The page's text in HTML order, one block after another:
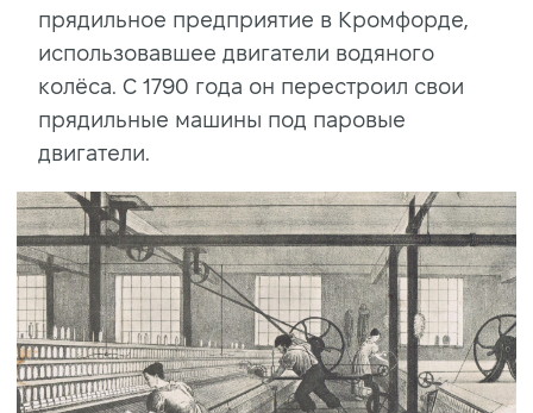
прядильное предприятие в Кромфорде,
использовавшее двигатели водяного
колёса. С 1790 года он перестроил свои
прядильные машины под паровые
двигатели.